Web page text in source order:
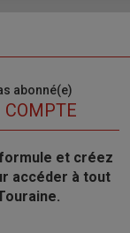
abonné(e)
COMPTE
et créez
accéder à tout